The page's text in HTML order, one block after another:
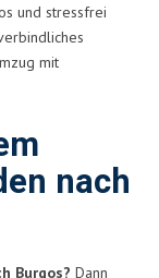
und stressfrei
mit
nach
Burgos? Dann